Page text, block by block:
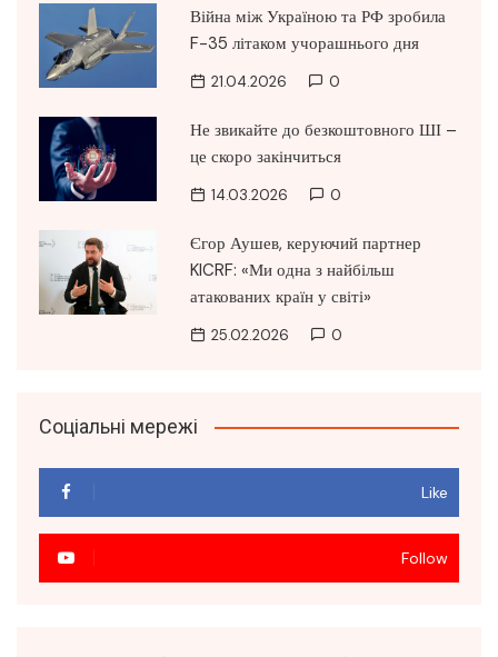
Війна між Україною та РФ зробила
F-35 літаком учорашнього дня
21.04.2026 0
Не звикайте до безкоштовного ШІ –
це скоро закінчиться
14.03.2026 0
Єгор Аушев, керуючий партнер
KICRF: «Ми одна з найбільш
атакованих країн у світі»
25.02.2026 0
Соціальні мережі
Like
Follow